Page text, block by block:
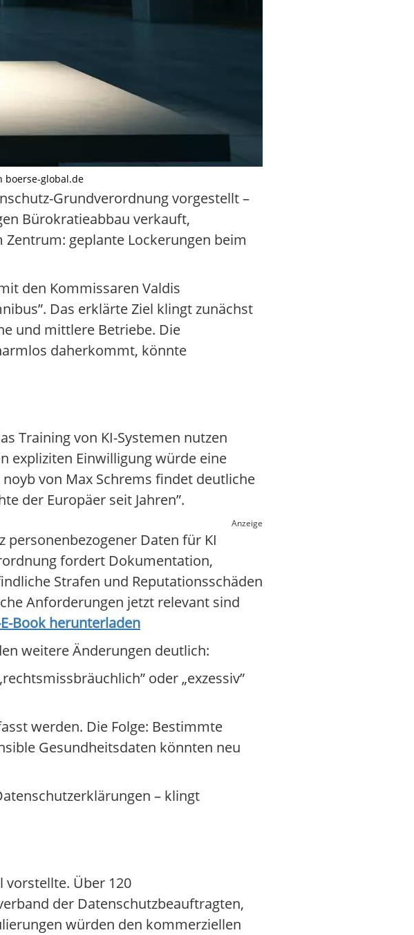
boerse-global.de
Grundverordnung vorgestellt –
Bürokratieabbau verkauft,
geplante Lockerungen beim
den Kommissaren Valdis
Das erklärte Ziel klingt zunächst
und mittlere Betriebe. Die
daherkommt, könnte
Training von KI-Systemen nutzen
expliziten Einwilligung würde eine
von Max Schrems findet deutliche
der Europäer seit Jahren”.
Anzeige
Daten für KI
fordert Dokumentation,
Strafen und Reputationsschäden
Anforderungen jetzt relevant sind
Book herunterladen
weitere Änderungen deutlich:
oder „exzessiv”
werden. Die Folge: Bestimmte
Gesundheitsdaten könnten neu
– klingt
vorstellte. Über 120
der Datenschutzbeauftragten,
würden den kommerziellen